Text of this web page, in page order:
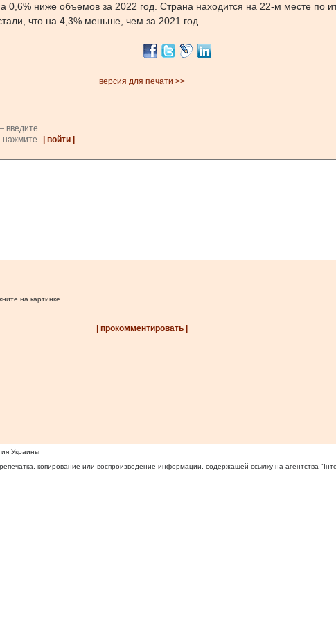
0,6% ниже объемов за 2022 год. Страна находится на 22-м месте по
что на 4,3% меньше, чем за 2021 год.
версия для печати >>
введите
нажмите | войти |
.
на картинке.
| прокомментировать |
Украины
копирование или воспроизведение информации, содержащей ссылку на агентства